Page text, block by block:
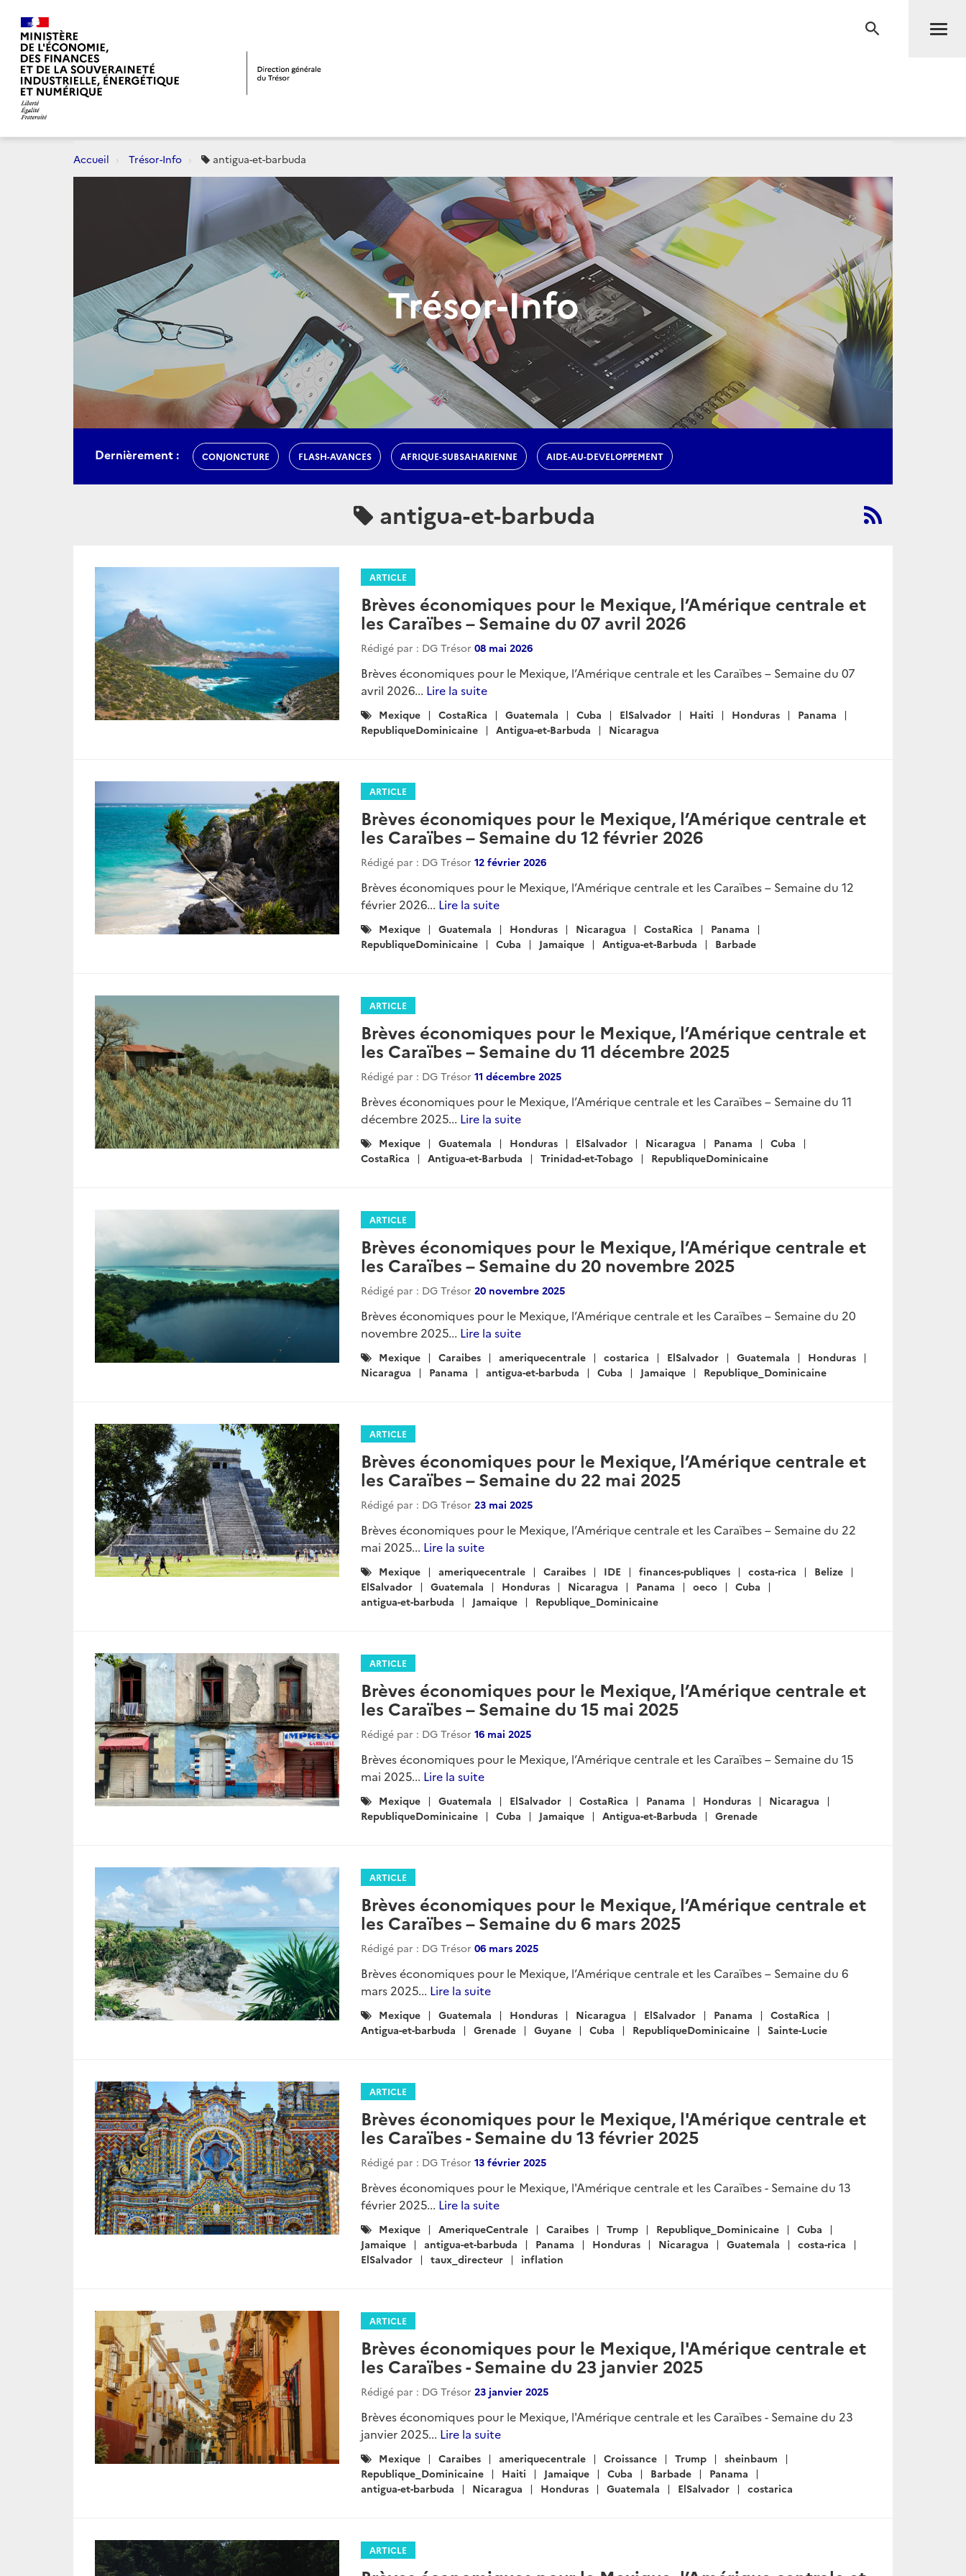
RECHERCHE
Accueil Trésor-Info antigua-et-barbuda
Trésor-Info
Dernièrement : CONJONCTURE FLASH-AVANCES AFRIQUE-SUBSAHARIENNE AIDE-AU-DEVELOPPEMENT
antigua-et-barbuda
ARTICLE
Brèves économiques pour le Mexique, l’Amérique centrale et
les Caraïbes – Semaine du 07 avril 2026
Rédigé par : DG Trésor 08 mai 2026
Brèves économiques pour le Mexique, l’Amérique centrale et les Caraïbes – Semaine du 07
avril 2026... Lire la suite
Catégories
:
Mexique CostaRica Guatemala Cuba ElSalvador Haiti Honduras
Panama
RepubliqueDominicaine
Antigua-et-Barbuda Nicaragua
ARTICLE
Brèves économiques pour le Mexique, l’Amérique centrale et
les Caraïbes – Semaine du 12 février 2026
Rédigé par : DG Trésor 12 février 2026
Brèves économiques pour le Mexique, l’Amérique centrale et les Caraïbes – Semaine du 12
février 2026... Lire la suite
Catégories
:
Mexique Guatemala Honduras Nicaragua CostaRica
Panama
RepubliqueDominicaine
Cuba Jamaique Antigua-et-Barbuda Barbade
ARTICLE
Brèves économiques pour le Mexique, l’Amérique centrale et
les Caraïbes – Semaine du 11 décembre 2025
Rédigé par : DG Trésor 11 décembre 2025
Brèves économiques pour le Mexique, l’Amérique centrale et les Caraïbes – Semaine du 11
décembre 2025... Lire la suite
Catégories
:
Mexique Guatemala Honduras ElSalvador Nicaragua Panama
Cuba
CostaRica
Antigua-et-Barbuda Trinidad-et-Tobago RepubliqueDominicaine
ARTICLE
Brèves économiques pour le Mexique, l’Amérique centrale et
les Caraïbes – Semaine du 20 novembre 2025
Rédigé par : DG Trésor 20 novembre 2025
Brèves économiques pour le Mexique, l’Amérique centrale et les Caraïbes – Semaine du 20
novembre 2025... Lire la suite
Catégories
:
Mexique Caraibes ameriquecentrale costarica ElSalvador Guatemala
Honduras
Nicaragua
Panama antigua-et-barbuda Cuba Jamaique Republique_Dominicaine
ARTICLE
Brèves économiques pour le Mexique, l’Amérique centrale et
les Caraïbes – Semaine du 22 mai 2025
Rédigé par : DG Trésor 23 mai 2025
Brèves économiques pour le Mexique, l’Amérique centrale et les Caraïbes – Semaine du 22
mai 2025... Lire la suite
Catégories
:
Mexique ameriquecentrale Caraibes IDE finances-publiques costa-rica
Belize
ElSalvador
Guatemala Honduras Nicaragua Panama oeco
Cuba
antigua-et-barbuda
Jamaique Republique_Dominicaine
ARTICLE
Brèves économiques pour le Mexique, l’Amérique centrale et
les Caraïbes – Semaine du 15 mai 2025
Rédigé par : DG Trésor 16 mai 2025
Brèves économiques pour le Mexique, l’Amérique centrale et les Caraïbes – Semaine du 15
mai 2025... Lire la suite
Catégories
:
Mexique Guatemala ElSalvador CostaRica Panama Honduras
Nicaragua
RepubliqueDominicaine
Cuba Jamaique Antigua-et-Barbuda Grenade
ARTICLE
Brèves économiques pour le Mexique, l’Amérique centrale et
les Caraïbes – Semaine du 6 mars 2025
Rédigé par : DG Trésor 06 mars 2025
Brèves économiques pour le Mexique, l’Amérique centrale et les Caraïbes – Semaine du 6
mars 2025... Lire la suite
Catégories
:
Mexique Guatemala Honduras Nicaragua ElSalvador Panama
CostaRica
Antigua-et-barbuda
Grenade Guyane Cuba RepubliqueDominicaine Sainte-Lucie
ARTICLE
Brèves économiques pour le Mexique, l'Amérique centrale et
les Caraïbes - Semaine du 13 février 2025
Rédigé par : DG Trésor 13 février 2025
Brèves économiques pour le Mexique, l'Amérique centrale et les Caraïbes - Semaine du 13
février 2025... Lire la suite
Catégories
:
Mexique AmeriqueCentrale Caraibes Trump Republique_Dominicaine
Cuba
Jamaique
antigua-et-barbuda Panama Honduras Nicaragua Guatemala
costa-rica
ElSalvador
taux_directeur inflation
ARTICLE
Brèves économiques pour le Mexique, l'Amérique centrale et
les Caraïbes - Semaine du 23 janvier 2025
Rédigé par : DG Trésor 23 janvier 2025
Brèves économiques pour le Mexique, l'Amérique centrale et les Caraïbes - Semaine du 23
janvier 2025... Lire la suite
Catégories
:
Mexique Caraibes ameriquecentrale Croissance Trump
sheinbaum
Republique_Dominicaine
Haiti Jamaique Cuba Barbade
Panama
antigua-et-barbuda
Nicaragua Honduras Guatemala ElSalvador costarica
ARTICLE